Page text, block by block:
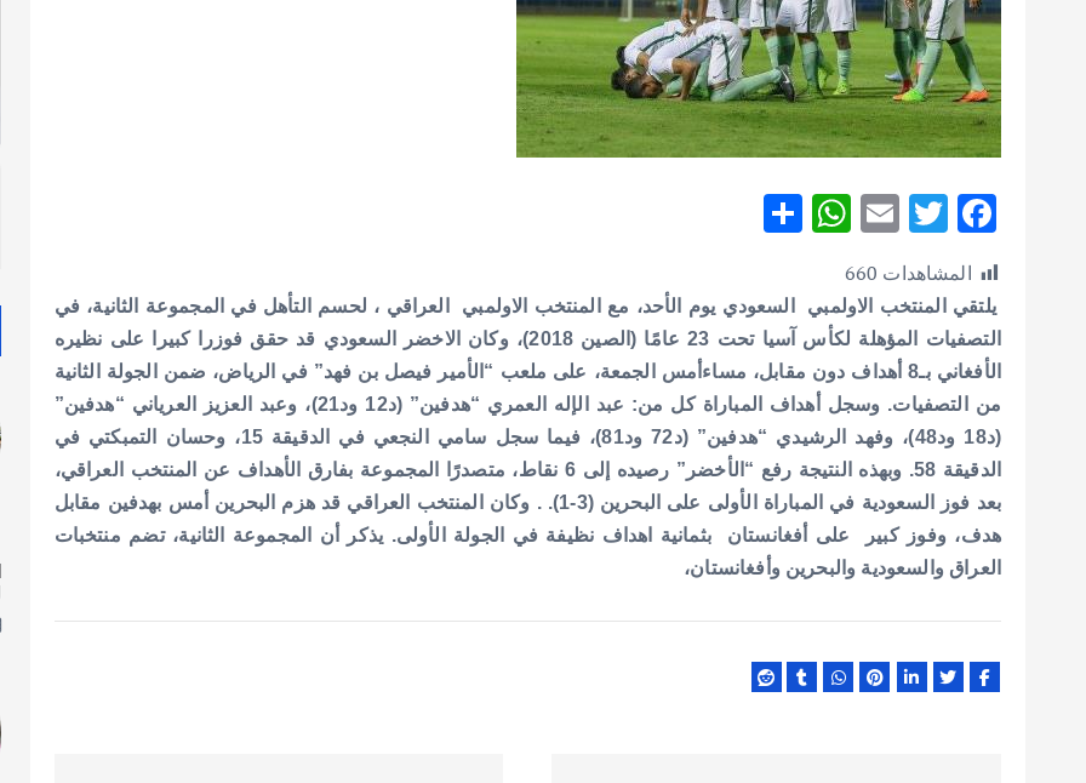
F
ac
e
b
o
o
k
T
w
it
te
r
E
ai
l
W
at
s
A
p
p
ar
e
المشاهدات 660
يلتقي المنتخب الاولمبي السعودي يوم الأحد، مع المنتخب الاولمبي العراقي ، لحسم التأهل في المجموعة الثانية، في
التصفيات المؤهلة لكأس آسيا تحت 23 عامًا (الصين 2018)، وكان الاخضر السعودي قد حقق فوزرا كبيرا على نظيره
الأفغاني بـ8 أهداف دون مقابل، مساءأمس الجمعة، على ملعب “الأمير فيصل بن فهد” في الرياض، ضمن الجولة الثانية
من التصفيات.
وسجل أهداف المباراة كل من: عبد الإله العمري “هدفين” (د12 ود21)، وعبد العزيز العرياني “هدفين”
(د18 ود48)، وفهد الرشيدي “هدفين” (د72 ود81)، فيما سجل سامي النجعي في الدقيقة 15، وحسان التمبكتي في
الدقيقة 58.
وبهذه النتيجة رفع “الأخضر” رصيده إلى 6 نقاط، متصدرًا المجموعة بفارق الأهداف عن المنتخب العراقي،
بعد فوز السعودية في المباراة الأولى على البحرين (3-1). .
وكان المنتخب العراقي قد هزم البحرين أمس بهدفين مقابل
هدف، وفوز كبير على أفغانستان بثمانية اهداف نظيفة في الجولة الأولى. يذكر أن المجموعة الثانية، تضم منتخبات
العراق والسعودية والبحرين وأفغانستان،